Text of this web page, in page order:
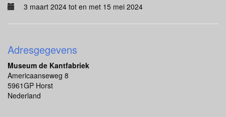
3 maart 2024 tot en met 15 mei 2024
Adresgegevens
Museum de Kantfabriek
Americaanseweg 8
5961GP Horst
Nederland